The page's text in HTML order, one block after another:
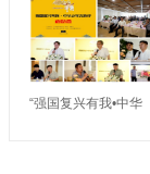
“强国复兴有我•中华